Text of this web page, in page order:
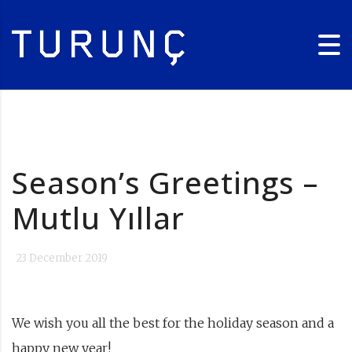
Season’s Greetings –
Mutlu Yıllar
23 December 2019
We wish you all the best for the holiday season and a
happy new year!